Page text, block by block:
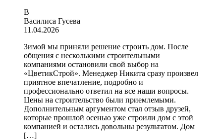
В
Василиса Гусева
11.04.2026
Зимой мы приняли решение строить дом. После
общения с несколькими строительными
компаниями остановили свой выбор на
«ЦветикСтрой». Менеджер Никита сразу произвел
приятное впечатление, подробно и
профессионально ответил на все наши вопросы.
Цены на строительство были приемлемыми.
Дополнительным аргументом стал отзыв друзей,
которые прошлой осенью уже строили дом с этой
компанией и остались довольны результатом. Дом
[…]